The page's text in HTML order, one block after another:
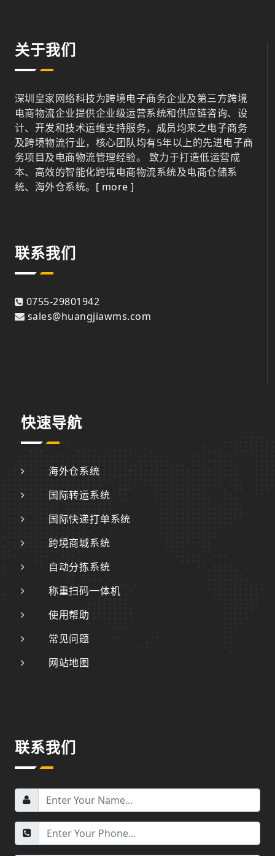
关于我们
深圳皇家网络科技为跨境电子商务企业及第三方跨境
电商物流企业提供企业级运营系统和供应链咨询、设
计、开发和技术运维支持服务，成员均来之电子商务
及跨境物流行业，核心团队均有5年以上的先进电子商
务项目及电商物流管理经验。 致力于打造低运营成
本、高效的智能化跨境电商物流系统及电商仓储系
统、海外仓系统。 [ more ]
联系我们
0755-29801942
sales@huangjiawms.com
快速导航
海外仓系统
国际转运系统
国际快递打单系统
跨境商城系统
自动分拣系统
称重扫码一体机
使用帮助
常见问题
网站地图
联系我们